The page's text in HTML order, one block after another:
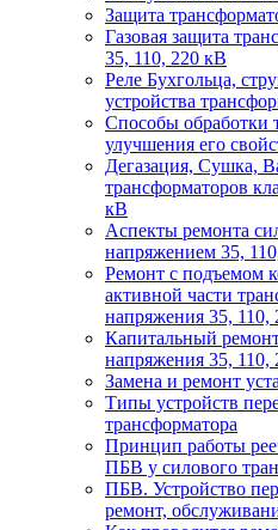
Защита
Газовая защита
35, 110, 220 кВ
Реле Бухгольца,
устройства
Способы обработки
улучшения его
Дегазация, Сушка,
трансформаторов
кВ
Аспекты ремонта
напряжением 35,
Ремонт с подъемом
активной части
напряжения 35, 110,
Капитальный
напряжения 35, 110,
Замена и ремонт
Типы устройств
трансформатора
Принцип работы
ПБВ у силового
ПБВ. Устройство
ремонт,